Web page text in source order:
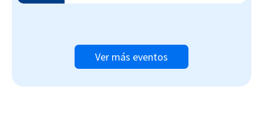
Ver más eventos